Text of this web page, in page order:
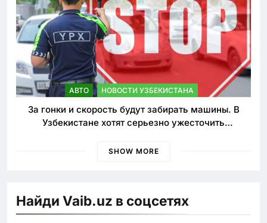
АВТО НОВОСТИ УЗБЕКИСТАНА
За гонки и скорость будут забирать машины. В
Узбекистане хотят серьезно ужесточить
SHOW MORE
Найди Vaib.uz в соцсетях